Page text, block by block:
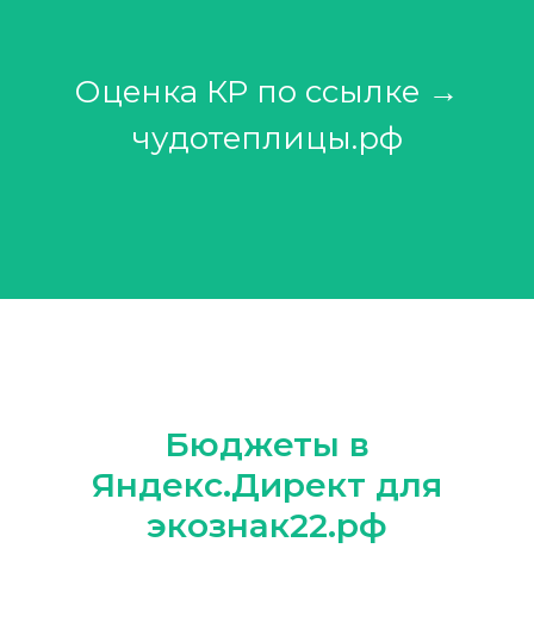
Оценка КР по ссылке →
чудотеплицы.рф
Бюджеты в
Яндекс.Директ для
экознак22.рф